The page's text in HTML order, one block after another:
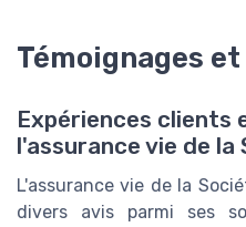
Témoignages
Expériences clients
l'assurance vie de la
L'assurance vie de la
divers avis parmi ses